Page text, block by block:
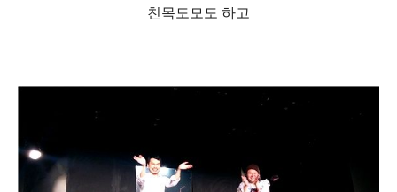
친목도모도 하고